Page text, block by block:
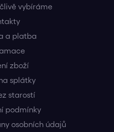
vybíráme
a platba
zboží
splátky
starostí
podmínky
osobních údajů